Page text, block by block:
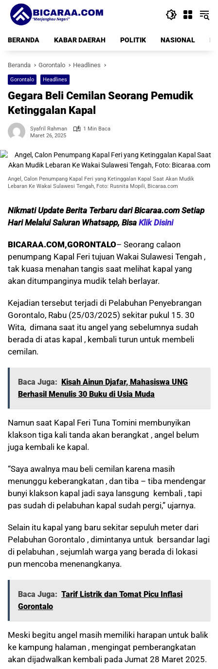
Langsung
konten
BERANDA
KABAR DAERAH POLITIK NASIONAL
Beranda Gorontalo Headlines
Gorontalo Headlines
Gegara Beli Cemilan Seorang Pemudik
Ketinggalan Kapal
Syafril Rahman
1 Min Baca
Maret 26, 2025
Angel, Calon Penumpang Kapal Feri yang Ketinggalan Kapal Saat Akan Mudik
Lebaran Ke Wakai Sulawesi Tengah, Foto: Rusnita Mopili, Bicaraa.com
Nikmati Update Berita Terbaru dari Bicaraa.com Setiap
Hari Melalui Saluran Whatsapp, Bisa Klik Disini
BICARAA.COM,GORONTALO– Seorang calaon
penumpang Kapal Feri tujuan Wakai Sulawesi Tengah ,
tak kuasa menahan tangis saat melihat kapal yang
akan ditumpanginya mudik telah berlayar.
Kejadian tersebut terjadi di Pelabuhan Penyebrangan
Gorontalo, Rabu (25/03/2025) sekitar pukul 15. 30
Wita, dimana saat itu angel yang sebelumnya sudah
berada di atas kapal , kembali turun untuk membeli
cemilan.
Baca Juga: Kisah Ainun Djafar, Mahasiswa UNG
Berhasil Menulis 30 Buku di Usia Muda
Namun saat Kapal Feri Tuna Tomini membunyikan
klakson tiga kali tanda akan berangkat , angel belum
juga kembali ke kapal.
“Saya awalnya mau beli cemilan karena masih
menunggu keberangkatan , dan tiba – tiba mendengar
bunyi klakson kapal jadi saya lansgung kembali , tapi
pas sudah di pelabuhan kapal sudah pergi,” ujarnya.
Selain itu kapal yang baru sekitar sepuluh meter dari
Pelabuhan Gorontalo , dimintanya untuk bersandar lagi
di pelabuhan , sejumlah warga yang berada di lokasi
pun mencoba menenangkanya.
Baca Juga: Tarif Listrik dan Tomat Picu Inflasi
Gorontalo
Meski begitu angel masih memiliki harapan untuk balik
ke kampung halaman , mengingat pemberangkatan
akan dijadwalkan kembali pada Jumat 28 Maret 2025.